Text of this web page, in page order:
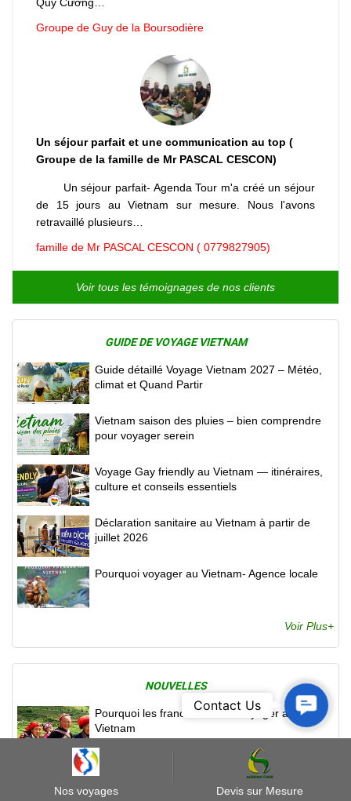
Groupe de Guy de la Boursodière
Un séjour parfait et une communication au top (
Groupe de la famille de Mr PASCAL CESCON)
Un séjour parfait- Agenda Tour m'a créé un séjour
de 15 jours au Vietnam sur mesure. Nous l'avons
retravaillé plusieurs…
famille de Mr PASCAL CESCON ( 0779827905)
Voir tous les témoignages de nos clients
GUIDE DE VOYAGE VIETNAM
Guide détaillé Voyage Vietnam 2027 – Météo,
climat et Quand Partir
Vietnam saison des pluies – bien comprendre
pour voyager serein
Voyage Gay friendly au Vietnam — itinéraires,
culture et conseils essentiels
Déclaration sanitaire au Vietnam à partir de
juillet 2026
Pourquoi voyager au Vietnam- Agence locale
Voir Plus+
NOUVELLES
Pourquoi les francais aiment voyager au
Vietnam
Pouquoi les Canadiens aiment voyager au
Vietnam
Nos voyages
Devis sur Mesure
Contact
Contact Us